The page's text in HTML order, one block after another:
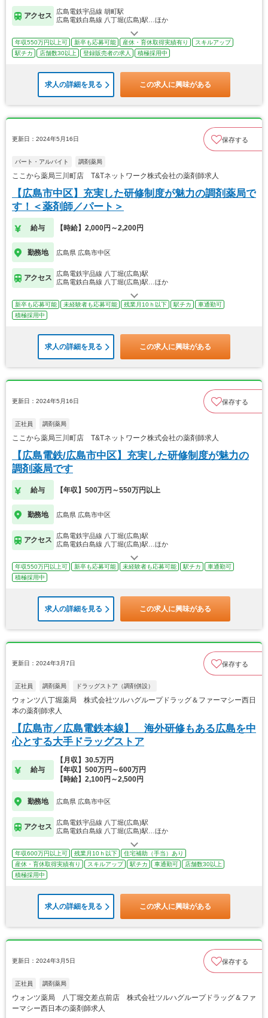
アクセス
広島電鉄宇品線 胡町駅
広島電鉄白島線 八丁堀(広島)駅…ほか
年収550万円以上可 新卒も応募可能 産休・育休取得実績有り
スキルアップ
駅チカ
店舗数30以上 登録販売者の求人 積極採用中
求人の詳細を見る この求人に興味がある
更新日：2024年5月16日 保存する
パート・アルバイト 調剤薬局
ここから薬局三川町店 T&Tネットワーク株式会社の薬剤師求人
【広島市中区】充実した研修制度が魅力の調剤薬局で
す！＜薬剤師／パート＞
給与 【時給】2,000円～2,200円
勤務地 広島県 広島市中区
アクセス
広島電鉄宇品線 八丁堀(広島)駅
広島電鉄白島線 八丁堀(広島)駅…ほか
新卒も応募可能 未経験者も応募可能 残業月10ｈ以下 駅チカ
車通勤可
積極採用中
求人の詳細を見る この求人に興味がある
更新日：2024年5月16日 保存する
正社員 調剤薬局
ここから薬局三川町店 T&Tネットワーク株式会社の薬剤師求人
【広島電鉄/広島市中区】充実した研修制度が魅力の
調剤薬局です
給与 【年収】500万円～550万円以上
勤務地 広島県 広島市中区
アクセス
広島電鉄宇品線 八丁堀(広島)駅
広島電鉄白島線 八丁堀(広島)駅…ほか
年収550万円以上可 新卒も応募可能 未経験者も応募可能 駅チカ
車通勤可
積極採用中
求人の詳細を見る この求人に興味がある
更新日：2024年3月7日 保存する
正社員 調剤薬局 ドラッグストア（調剤併設）
ウォンツ八丁堀薬局 株式会社ツルハグループドラッグ＆ファーマシー西日
本の薬剤師求人
【広島市／広島電鉄本線】 海外研修もある広島を中
心とする大手ドラッグストア
給与
【月収】30.5万円
【年収】500万円～600万円
【時給】2,100円～2,500円
勤務地 広島県 広島市中区
アクセス
広島電鉄宇品線 八丁堀(広島)駅
広島電鉄白島線 八丁堀(広島)駅…ほか
年収600万円以上可 残業月10ｈ以下
住宅補助（手当）あり
産休・育休取得実績有り
スキルアップ 駅チカ 車通勤可
店舗数30以上
積極採用中
求人の詳細を見る この求人に興味がある
更新日：2024年3月5日 保存する
正社員 調剤薬局
ウォンツ薬局 八丁堀交差点前店 株式会社ツルハグループドラッグ＆ファ
ーマシー西日本の薬剤師求人